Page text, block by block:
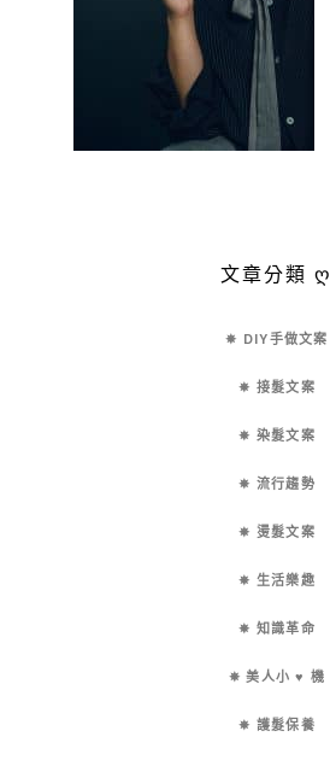
文章分類 ღ
✵ DIY手做文案
✵ 接髮文案
✵ 染髮文案
✵ 流行趨勢
✵ 燙髮文案
✵ 生活樂趣
✵ 知識革命
✵ 美人小 ♥ 機
✵ 護髮保養